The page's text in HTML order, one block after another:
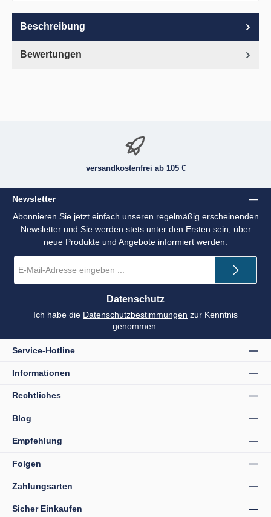
Beschreibung
Bewertungen
versandkostenfrei ab 105 €
Newsletter
Abonnieren Sie jetzt einfach unseren regelmäßig erscheinenden
Newsletter und Sie werden stets unter den Ersten sein, über
neue Produkte und Angebote informiert werden.
Mail-
*
Datenschutz
Ich habe die Datenschutzbestimmungen zur Kenntnis
genommen.
Service-Hotline
Informationen
Rechtliches
Blog
Empfehlung
Folgen
Zahlungsarten
Sicher Einkaufen